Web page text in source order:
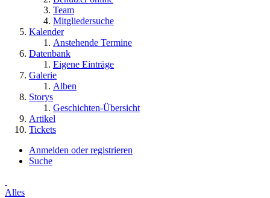
Team
Mitgliedersuche
Kalender
Anstehende Termine
Datenbank
Eigene Einträge
Galerie
Alben
Storys
Geschichten-Übersicht
Artikel
Tickets
Anmelden oder registrieren
Suche
Alles